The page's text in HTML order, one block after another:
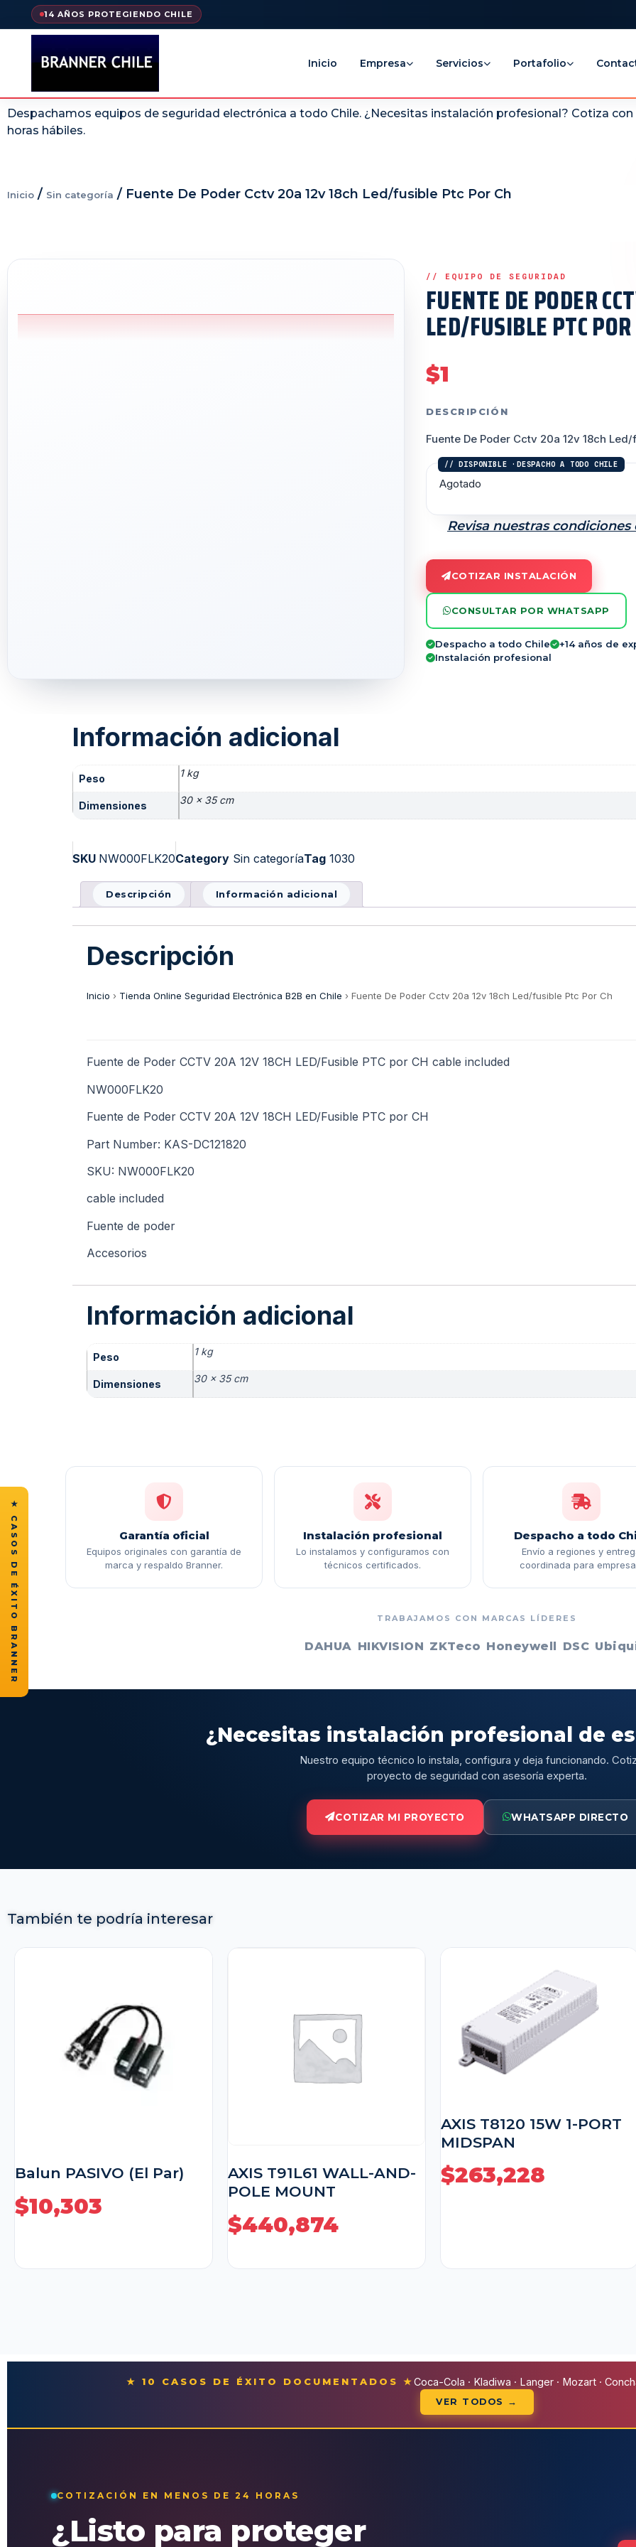
14 AÑOS PROTEGIENDO CHILE
Inicio Empresa Servicios Portafolio
Despachamos equipos de seguridad electrónica a todo Chile. ¿Necesitas instalación profesional? Cotiza
horas hábiles.
Inicio / Sin categoría / Fuente De Poder Cctv 20a 12v 18ch Led/fusible Ptc Por Ch
FUENTE DE PODER
LED/FUSIBLE PTC POR
$1
DESCRIPCIÓN
Fuente De Poder Cctv 20a 12v 18ch
Agotado
Revisa nuestras condiciones
COTIZAR INSTALACIÓN
CONSULTAR POR WHATSAPP
Despacho a todo Chile
+14 años de
Instalación profesional
Información adicional
Peso 1 kg
Dimensiones 30 × 35 cm
SKU NW000FLK20Category Sin categoríaTag 1030
Descripción Información adicional
Descripción
Inicio › Tienda Online Seguridad Electrónica B2B en Chile › Fuente De Poder Cctv 20a 12v 18ch Led/fusible Ptc Por Ch
Fuente de Poder CCTV 20A 12V 18CH LED/Fusible PTC por CH cable included
NW000FLK20
Fuente de Poder CCTV 20A 12V 18CH LED/Fusible PTC por CH
Part Number: KAS-DC121820
SKU: NW000FLK20
cable included
Fuente de poder
Accesorios
Información adicional
Peso 1 kg
Dimensiones 30 × 35 cm
Garantía oficial
Equipos originales con garantía de
marca y respaldo Branner.
Instalación profesional
Lo instalamos y configuramos con
técnicos certificados.
Despacho a todo
Envío a regiones y
coordinada para
TRABAJAMOS CON MARCAS LÍDERES
DAHUA HIKVISION ZKTeco Honeywell DSC
¿Necesitas instalación profesional de
Nuestro equipo técnico lo instala, configura y deja funcionando.
proyecto de seguridad con asesoría experta.
COTIZAR MI PROYECTO WHATSAPP DIRECTO
También te podría interesar
Balun PASIVO (El Par)
$10,303
AXIS T91L61 WALL-AND-
POLE MOUNT
$440,874
AXIS T8120 15W 1-PORT
MIDSPAN
$263,228
★ 10 CASOS DE ÉXITO DOCUMENTADOS ★Coca-Cola · Kladiwa · Langer · Mozart ·
VER TODOS →
COTIZACIÓN EN MENOS DE 24 HORAS
¿Listo para proteger
★ CASOS DE ÉXITO BRANNER